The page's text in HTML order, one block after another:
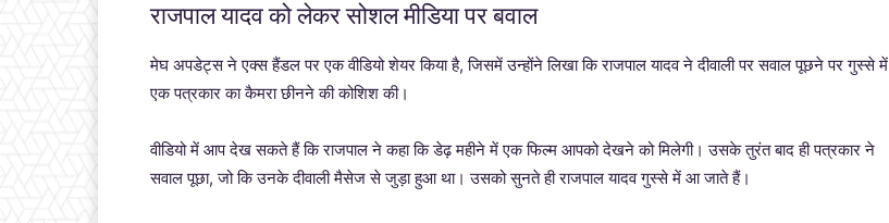
राजपाल यादव को लेकर सोशल मीडिया पर बवाल
मेघ अपडेट्स ने एक्स हैंडल पर एक वीडियो शेयर किया है, जिसमें उन्होंने लिखा कि राजपाल यादव ने दीवाली पर सवाल पूछने पर गुस्से में
एक पत्रकार का कैमरा छीनने की कोशिश की।
वीडियो में आप देख सकते हैं कि राजपाल ने कहा कि डेढ़ महीने में एक फिल्म आपको देखने को मिलेगी। उसके तुरंत बाद ही पत्रकार ने
सवाल पूछा, जो कि उनके दीवाली मैसेज से जुड़ा हुआ था। उसको सुनते ही राजपाल यादव गुस्से में आ जाते हैं।